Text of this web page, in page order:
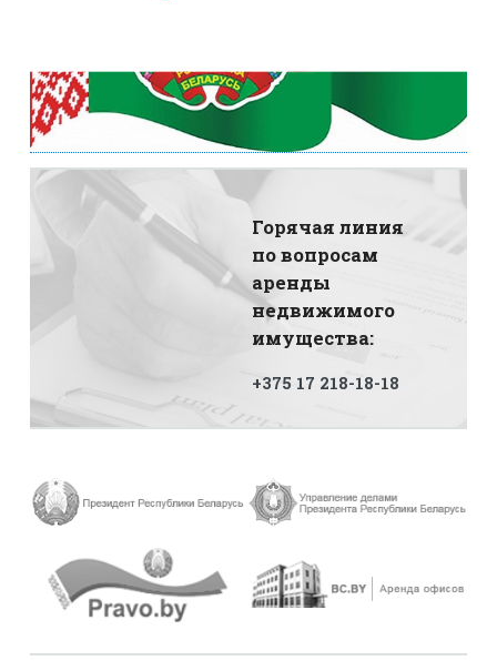
Горячая линия
по вопросам
аренды
недвижимого
имущества:
+375 17 218-18-18